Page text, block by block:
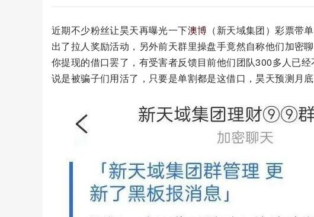
近期不少粉丝让昊天再曝光一下澳博 （新天域集团）彩票带
出了拉人奖励活动，另外前天群里操盘手竟然自称他们加密
你提现的借口罢了，有受害者反馈目前他们团队300多人已
说是被骗子们用活了，只要是单割都是这借口，昊天预测月